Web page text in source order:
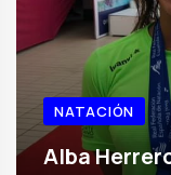
NATACIÓN
Alba